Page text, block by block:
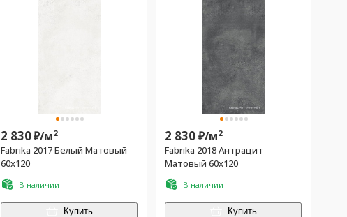
2 830₽/м2
Fabrika 2017 Белый Матовый
60х120
В наличии
Купить
2 830₽/м2
Fabrika 2018 Антрацит
Матовый 60х120
В наличии
Купить